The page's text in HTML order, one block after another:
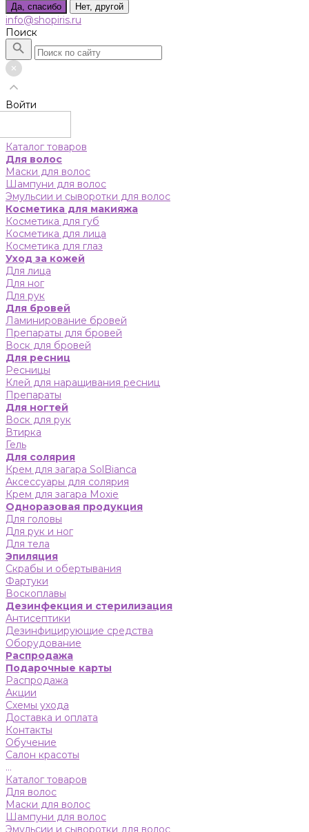
Да, спасибо Нет, другой
info@shopiris.ru
Поиск
Войти
Каталог товаров
Для волос
Маски для волос
Шампуни для волос
Эмульсии и сыворотки для волос
Косметика для макияжа
Косметика для губ
Косметика для лица
Косметика для глаз
Уход за кожей
Для лица
Для ног
Для рук
Для бровей
Ламинирование бровей
Препараты для бровей
Воск для бровей
Для ресниц
Ресницы
Клей для наращивания ресниц
Препараты
Для ногтей
Воск для рук
Втирка
Гель
Для солярия
Крем для загара SolBianca
Аксессуары для солярия
Крем для загара Moxie
Одноразовая продукция
Для головы
Для рук и ног
Для тела
Эпиляция
Скрабы и обертывания
Фартуки
Воскоплавы
Дезинфекция и стерилизация
Антисептики
Дезинфицирующие средства
Оборудование
Распродажа
Подарочные карты
Распродажа
Акции
Схемы ухода
Доставка и оплата
Контакты
Обучение
Салон красоты
...
Каталог товаров
Для волос
Маски для волос
Шампуни для волос
Эмульсии и сыворотки для волос